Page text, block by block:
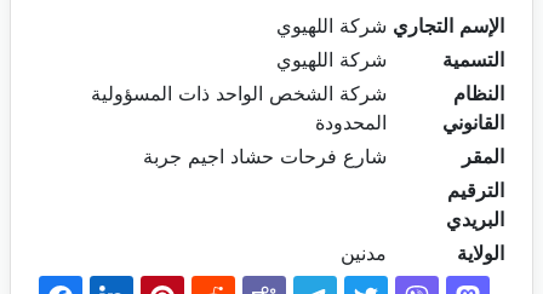
الإسم التجاري شركة اللهيوي
التسمية
شركة اللهيوي
النظام
القانوني
شركة الشخص الواحد ذات المسؤولية
المحدودة
المقر
شارع فرحات حشاد اجيم جربة
الترقيم
البريدي
الولاية
مدنين